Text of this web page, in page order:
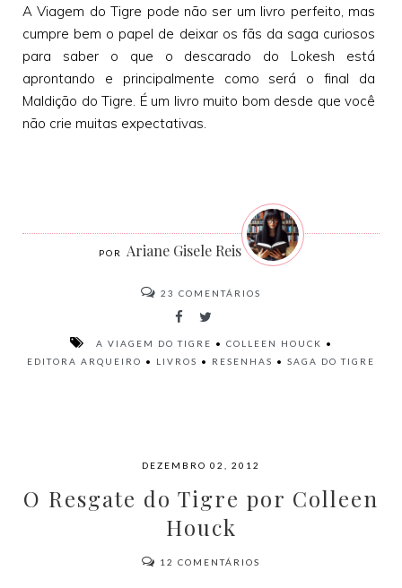
A Viagem do Tigre pode não ser um livro perfeito, mas
cumpre bem o papel de deixar os fãs da saga curiosos
para saber o que o descarado do Lokesh está
aprontando e principalmente como será o final da
Maldição do Tigre. É um livro muito bom desde que você
não crie muitas expectativas.
Ariane Gisele Reis
23 COMENTÁRIOS
A VIAGEM DO TIGRE • COLLEEN HOUCK •
EDITORA ARQUEIRO • LIVROS • RESENHAS • SAGA DO TIGRE
DEZEMBRO 02, 2012
O Resgate do Tigre por Colleen
Houck
12 COMENTÁRIOS